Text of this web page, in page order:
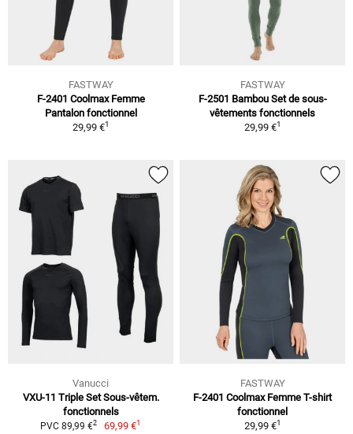
FASTWAY
F-2401 Coolmax Femme
Pantalon fonctionnel
29,99 €1
FASTWAY
F-2501 Bambou Set de sous-
vêtements fonctionnels
29,99 €1
Vanucci
VXU-11 Triple Set Sous-vêtem.
fonctionnels
PVC 89,99 €2 69,99 €1
FASTWAY
F-2401 Coolmax Femme T-shirt
fonctionnel
29,99 €1